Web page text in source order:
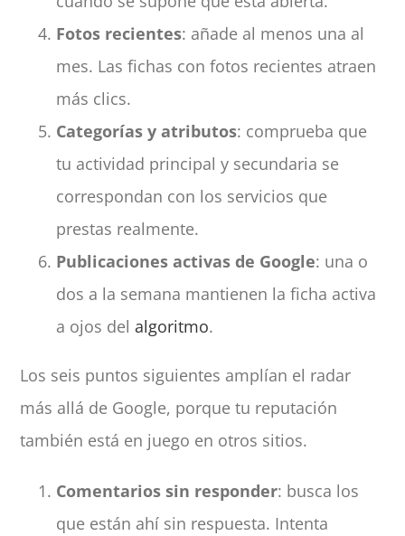
Fotos recientes: añade al menos una al
mes. Las fichas con fotos recientes atraen
más clics.
Categorías y atributos: comprueba que
tu actividad principal y secundaria se
correspondan con los servicios que
prestas realmente.
Publicaciones activas de Google: una o
dos a la semana mantienen la ficha activa
a ojos delalgoritmo.
Los seis puntos siguientes amplían el radar
más allá de Google, porque tu reputación
también está en juego en otros sitios.
Comentarios sin responder: busca los
que están ahí sin respuesta. Intenta